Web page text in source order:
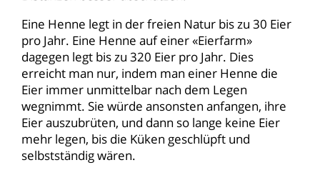
Eine Henne legt in der freien Natur bis zu 30 Eier
pro Jahr. Eine Henne auf einer «Eierfarm»
dagegen legt bis zu 320 Eier pro Jahr. Dies
erreicht man nur, indem man einer Henne die
Eier immer unmittelbar nach dem Legen
wegnimmt. Sie würde ansonsten anfangen, ihre
Eier auszubrüten, und dann so lange keine Eier
mehr legen, bis die Küken geschlüpft und
selbstständig wären.